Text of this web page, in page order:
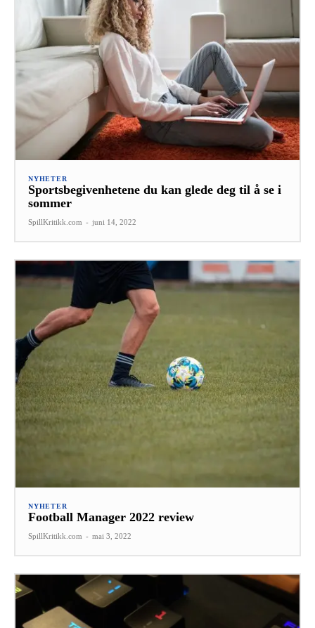
NYHETER
Sportsbegivenhetene du kan glede deg til å se i
sommer
SpillKritikk.com - juni 14, 2022
NYHETER
Football Manager 2022 review
SpillKritikk.com - mai 3, 2022